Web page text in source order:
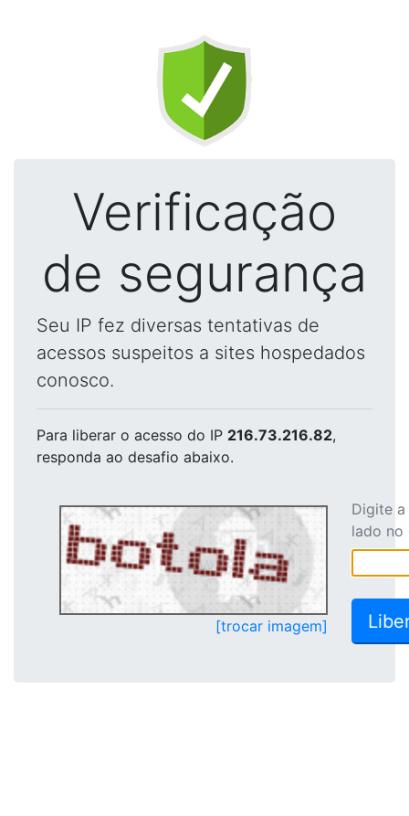
Verificação
de segurança
Seu IP fez diversas tentativas de
acessos suspeitos a sites hospedados
conosco.
Para liberar o acesso do IP 216.73.216.82,
responda ao desafio abaixo.
[trocar imagem]
Digite
lado no